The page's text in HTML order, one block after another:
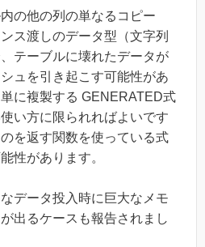
の他の列の単なるコピー
ス渡しのデータ型（文字列
テーブルに壊れたデータが
ュを引き起こす可能性があ
に複製する GENERATED式
い方に限られればよいです
を返す関数を使っている式
性があります。
データ投入時に巨大なメモ
出るケースも報告されまし